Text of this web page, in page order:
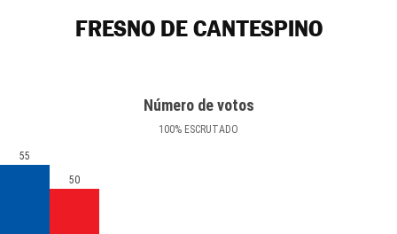
FRESNO DE CANTESPINO
Número de votos
100% ESCRUTADO
55
50